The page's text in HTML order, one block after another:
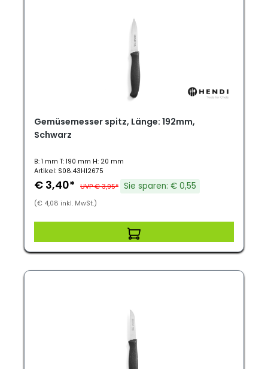
Gemüsemesser spitz, Länge: 192mm,
Schwarz
B: 1 mm T: 190 mm H: 20 mm
Artikel: S08.43HI2675
€ 3,40* UVP € 3,95* Sie sparen: € 0,55
(€ 4,08 inkl. MwSt.)